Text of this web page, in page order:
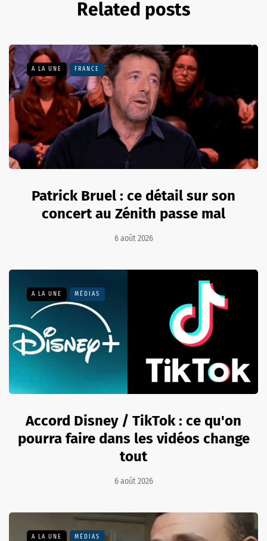
Related posts
A LA UNE FRANCE
Patrick Bruel : ce détail sur son
concert au Zénith passe mal
6 août 2026
A LA UNE MÉDIAS
Accord Disney / TikTok : ce qu'on
pourra faire dans les vidéos change
tout
6 août 2026
A LA UNE MÉDIAS